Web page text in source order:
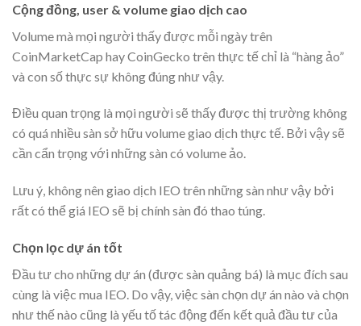
Cộng đồng, user & volume giao dịch cao
Volume mà mọi người thấy được mỗi ngày trên
CoinMarketCap hay CoinGecko trên thực tế chỉ là “hàng ảo”
và con số thực sự không đúng như vậy.
Điều quan trọng là mọi người sẽ thấy được thị trường không
có quá nhiều sàn sở hữu volume giao dịch thực tế. Bởi vậy sẽ
cần cẩn trọng với những sàn có volume ảo.
Lưu ý, không nên giao dịch IEO trên những sàn như vậy bởi
rất có thể giá IEO sẽ bị chính sàn đó thao túng.
Chọn lọc dự án tốt
Đầu tư cho những dự án (được sàn quảng bá) là mục đích sau
cùng là việc mua IEO. Do vậy, việc sàn chọn dự án nào và chọn
như thế nào cũng là yếu tố tác động đến kết quả đầu tư của